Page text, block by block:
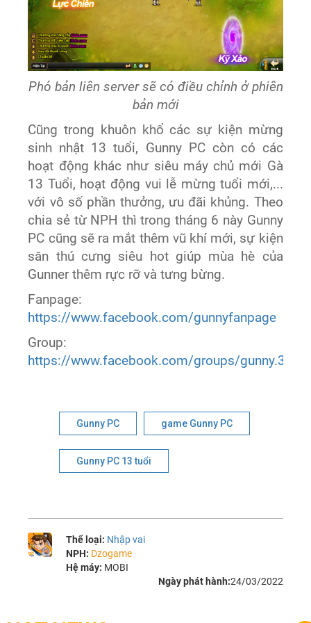
Phó bản liên server sẽ có điều chỉnh ở phiên
bản mới
Cũng trong khuôn khổ các sự kiện mừng
sinh nhật 13 tuổi, Gunny PC còn có các
hoạt động khác như siêu máy chủ mới Gà
13 Tuổi, hoạt động vui lễ mừng tuổi mới,...
với vô số phần thưởng, ưu đãi khủng. Theo
chia sẻ từ NPH thì trong tháng 6 này Gunny
PC cũng sẽ ra mắt thêm vũ khí mới, sự kiện
săn thú cưng siêu hot giúp mùa hè của
Gunner thêm rực rỡ và tưng bừng.
Fanpage:
https://www.facebook.com/gunnyfanpage
Group:
https://www.facebook.com/groups/
Gunny PC game Gunny PC
Gunny PC 13 tuổi
Thể loại: Nhập vai
NPH: Dzogame
Hệ máy: MOBI
Ngày phát hành:24/03/2022